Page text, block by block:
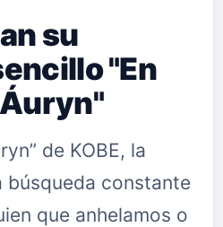
su
"En
de KOBE, la
búsqueda constante
que anhelamos o